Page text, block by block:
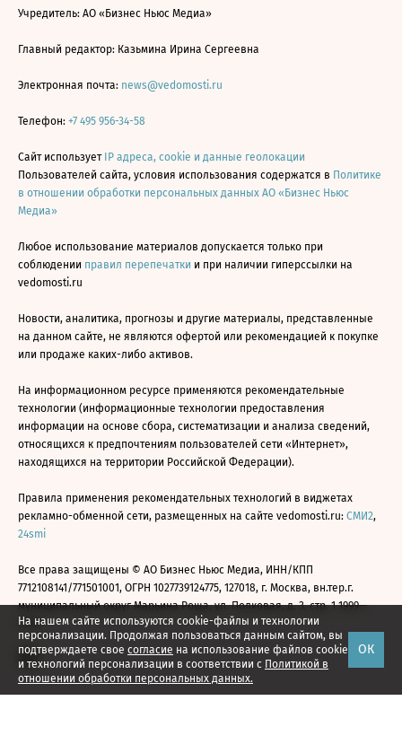
На нашем сайте используются cookie-файлы и технологии
персонализации. Продолжая пользоваться данным сайтом, вы
подтверждаете свое согласие на использование файлов cookie
и технологий персонализации в соответствии с Политикой в
отношении обработки персональных данных.
ОК
Учредитель: АО «Бизнес Ньюс Медиа»
Главный редактор: Казьмина Ирина Сергеевна
Электронная почта: news@vedomosti.ru
Телефон: +7 495 956-34-58
Сайт использует IP адреса, cookie и данные геолокации
Пользователей сайта, условия использования содержатся в Политике
в отношении обработки персональных данных АО «Бизнес Ньюс
Медиа»
Любое использование материалов допускается только при
соблюдении правил перепечатки и при наличии гиперссылки на
vedomosti.ru
Новости, аналитика, прогнозы и другие материалы, представленные
на данном сайте, не являются офертой или рекомендацией к покупке
или продаже каких-либо активов.
На информационном ресурсе применяются рекомендательные
технологии (информационные технологии предоставления
информации на основе сбора, систематизации и анализа сведений,
относящихся к предпочтениям пользователей сети «Интернет»,
находящихся на территории Российской Федерации).
Правила применения рекомендательных технологий в виджетах
рекламно-обменной сети, размещенных на сайте vedomosti.ru: СМИ2,
24smi
Все права защищены © АО Бизнес Ньюс Медиа, ИНН/КПП
7712108141/771501001, ОГРН 1027739124775, 127018, г. Москва, вн.тер.г.
муниципальный округ Марьина Роща, ул. Полковая, д. 3, стр. 1 1999—
2026